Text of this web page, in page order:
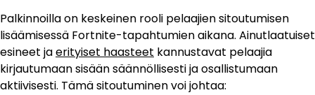
Palkinnoilla on keskeinen rooli pelaajien sitoutumisen
lisäämisessä Fortnite-tapahtumien aikana. Ainutlaatuiset
esineet jaerityiset haasteet kannustavat pelaajia
kirjautumaan sisään säännöllisesti ja osallistumaan
aktiivisesti. Tämä sitoutuminen voi johtaa: